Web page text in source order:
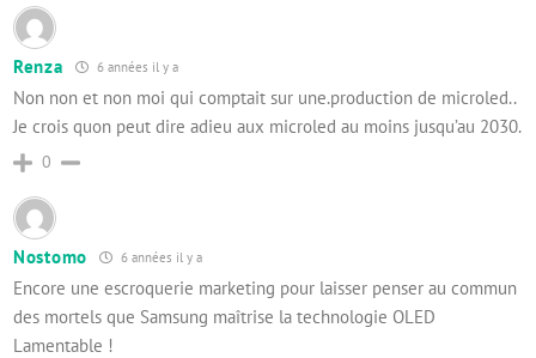
Renza 6 années il y a
Non non et non moi qui comptait sur une.production de microled..
Je crois quon peut dire adieu aux microled au moins jusqu’au 2030.
0
Nostomo 6 années il y a
Encore une escroquerie marketing pour laisser penser au commun
des mortels que Samsung maîtrise la technologie OLED
Lamentable !